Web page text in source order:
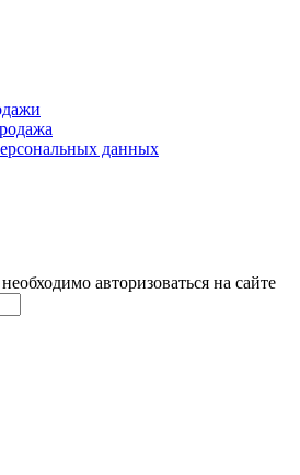
данных
авторизоваться на сайте